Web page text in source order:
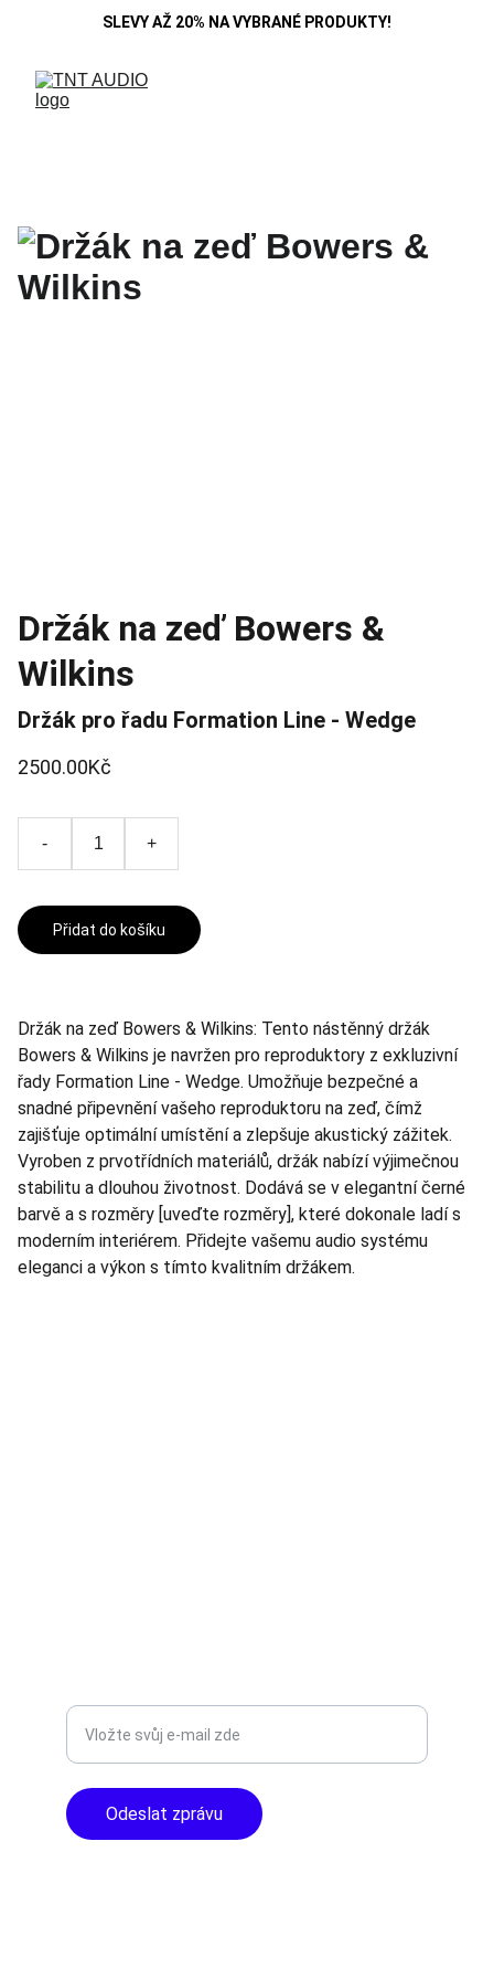
SLEVY AŽ 20% NA VYBRANÉ PRODUKTY!
Držák na zeď Bowers &
Wilkins
Držák pro řadu Formation Line - Wedge
2500.00Kč
- +
Přidat do košíku
Držák na zeď Bowers & Wilkins: Tento nástěnný držák
Bowers & Wilkins je navržen pro reproduktory z exkluzivní
řady Formation Line - Wedge. Umožňuje bezpečné a
snadné připevnění vašeho reproduktoru na zeď, čímž
zajišťuje optimální umístění a zlepšuje akustický zážitek.
Vyroben z prvotřídních materiálů, držák nabízí výjimečnou
stabilitu a dlouhou životnost. Dodává se v elegantní černé
barvě a s rozměry [uveďte rozměry], které dokonale ladí s
moderním interiérem. Přidejte vašemu audio systému
eleganci a výkon s tímto kvalitním držákem.
Odeslat zprávu